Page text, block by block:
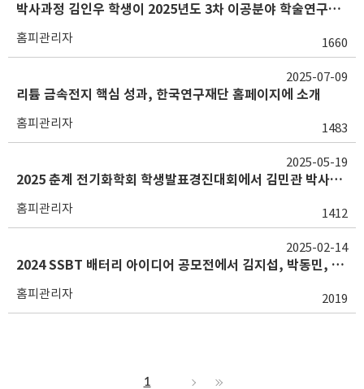
박사과정 김인우 학생이 2025년도 3차 이공분야 학술연구지원사업에 선정되었습니다. 축하합니다!
홈피관리자 1660
리튬 금속전지 핵심 성과, 한국연구재단 홈페이지에 소개
홈피관리자 1483
2025-07-09
2025 춘계 전기화학회 학생발표경진대회에서 김민관 박사가 최우수상을 수상하였습니다. 축하합니다!
홈피관리자 1412
2025-05-19
2024 SSBT 배터리 아이디어 공모전에서 김지섭, 박동민, 이준 학생이 수상하였습니다. 축하합니다!
홈피관리자 2019
2025-02-14
1